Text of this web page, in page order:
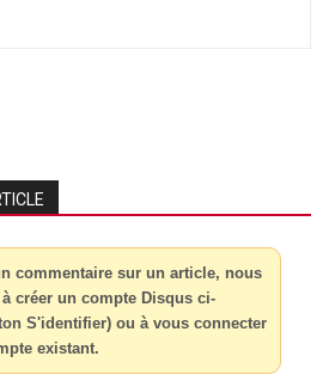
commentaire sur un article, nous
créer un compte Disqus ci-
S'identifier) ou à vous connecter
existant.